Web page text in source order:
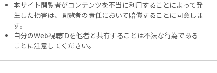
本サイト閲覧者がコンテンツを不当に利用することによって発
生した損害は、閲覧者の責任において賠償することに同意しま
す。
自分のWeb視聴IDを他者と共有することは不法な行為である
ことに注意してください。